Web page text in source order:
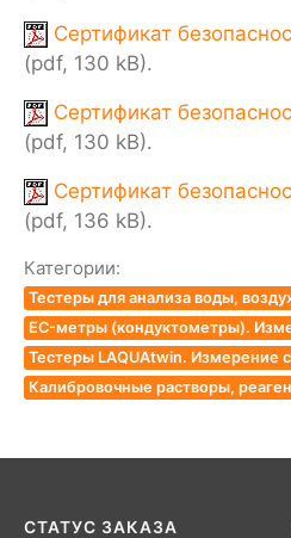
Сертификат
(pdf, 130 kB).
Сертификат
(pdf, 130 kB).
Сертификат
(pdf, 136 kB).
Категории:
Тестеры для анализа воды,
EC-метры (кондуктометры).
Тестеры LAQUAtwin. Измерение
Калибровочные растворы,
СТАТУС ЗАКАЗА